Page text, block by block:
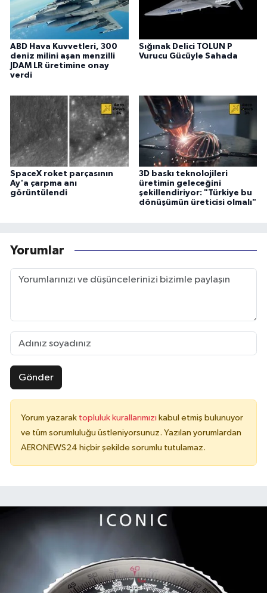
ABD Hava Kuvvetleri, 300
deniz milini aşan menzilli
JDAM LR üretimine onay
verdi
Sığınak Delici TOLUN P
Vurucu Gücüyle Sahada
SpaceX roket parçasının
Ay'a çarpma anı
görüntülendi
3D baskı teknolojileri
üretimin geleceğini
şekillendiriyor: "Türkiye bu
dönüşümün üreticisi olmalı"
Yorumlar
Gönder
Yorum yazarak topluluk kurallarımızı kabul etmiş bulunuyor
ve tüm sorumluluğu üstleniyorsunuz. Yazılan yorumlardan
AERONEWS24 hiçbir şekilde sorumlu tutulamaz.